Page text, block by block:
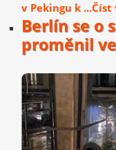
v Pekingu k ...Číst
Berlín se o
proměnil